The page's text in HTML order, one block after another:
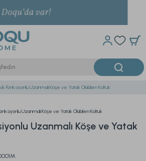
Fonksiyonlu Uzanmalı Köşe ve Yatak Olabilen Koltuk
Uzanmalı Köşe ve Yatak